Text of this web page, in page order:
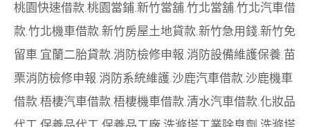
桃園快速借款.桃園當鋪.新竹當舖.竹北當舖.竹北汽車借
款.竹北機車借款.新竹房屋土地貸款.新竹急用錢.新竹免
留車.宜蘭二胎貸款.消防檢修申報.消防設備維護保養.苗
栗消防檢修申報.消防系統維護.沙鹿汽車借款.沙鹿機車
借款.梧棲汽車借款.梧棲機車借款.清水汽車借款.化妝品